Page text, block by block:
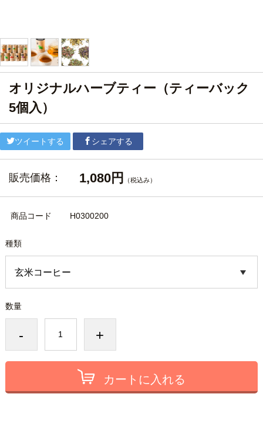
オリジナルハーブティー（ティーバック
5個入）
ツイートする シェアする
販売価格： 1,080円 （税込み）
商品コード H0300200
種類
数量
- +
カートに入れる